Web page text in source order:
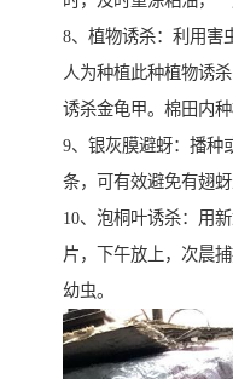
8、植物诱杀：利用害
人为种植此种植物诱
诱杀金龟甲。棉田内
9、银灰膜避蚜：播种
条，可有效避免有翅蚜
10、泡桐叶诱杀：用
片，下午放上，次晨
幼虫。